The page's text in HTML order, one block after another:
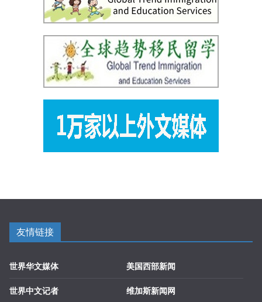
友情链接
世界华文媒体
世界中文记者
美国西部新闻
维加斯新闻网